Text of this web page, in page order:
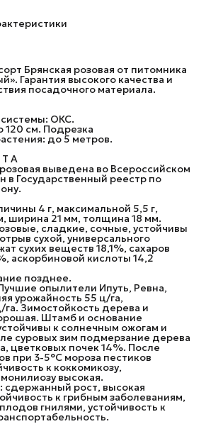
Брянская розовая от питомника
Гарантия высокого качества и
посадочного материала.
системы: ОКС.
120 см. Подрезка
до 5 метров.
Т А
выведена во Всероссийском
в Государственный реестр по
4 г, максимальной 5,5 г,
ширина 21 мм, толщина 18 мм.
сладкие, сочные, устойчивы
сухой, универсального
сухих веществ 18,1%, сахаров
аскорбиновой кислоты 14,2
позднее.
опылители Ипуть, Ревна,
урожайность 55 ц/га,
га. Зимостойкость дерева и
Штамб и основание
к солнечным ожогам и
суровых зим подмерзание дерева
цветковых почек 14%. После
при 3-5°С мороза пестиков
к коккомикозу,
высокая.
сдержанный рост, высокая
к грибным заболеваниям,
гнилями, устойчивость к